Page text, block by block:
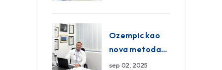
Poliklinici
Ozempic kao
nova metoda
mršavljenja: da
sep 02, 2025